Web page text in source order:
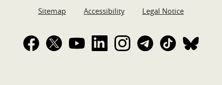
Sitemap Accessibility Legal Notice